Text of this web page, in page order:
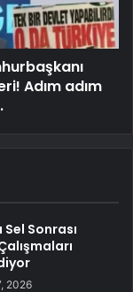
Adım adım
Sonrası
2026